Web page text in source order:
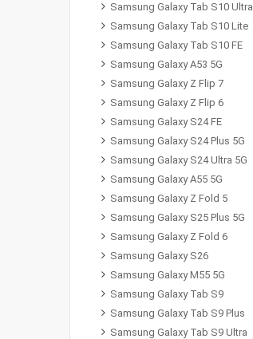
Samsung Galaxy Tab S10 Ultra
Samsung Galaxy Tab S10 Lite
Samsung Galaxy Tab S10 FE
Samsung Galaxy A53 5G
Samsung Galaxy Z Flip 7
Samsung Galaxy Z Flip 6
Samsung Galaxy S24 FE
Samsung Galaxy S24 Plus 5G
Samsung Galaxy S24 Ultra 5G
Samsung Galaxy A55 5G
Samsung Galaxy Z Fold 5
Samsung Galaxy S25 Plus 5G
Samsung Galaxy Z Fold 6
Samsung Galaxy S26
Samsung Galaxy M55 5G
Samsung Galaxy Tab S9
Samsung Galaxy Tab S9 Plus
Samsung Galaxy Tab S9 Ultra